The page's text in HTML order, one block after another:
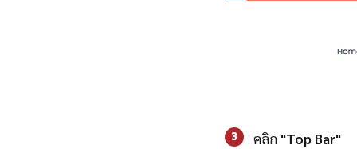
3 คลิก "Top Bar"